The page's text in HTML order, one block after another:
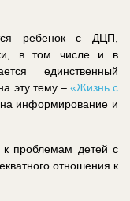
ребенок с ДЦП,
в том числе и в
единственный
эту тему – «Жизнь с
информирование и
к проблемам детей с
отношения к